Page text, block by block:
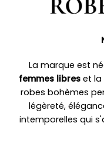
La marque est
femmes libres et la
robes bohèmes
légèreté,
intemporelles qui